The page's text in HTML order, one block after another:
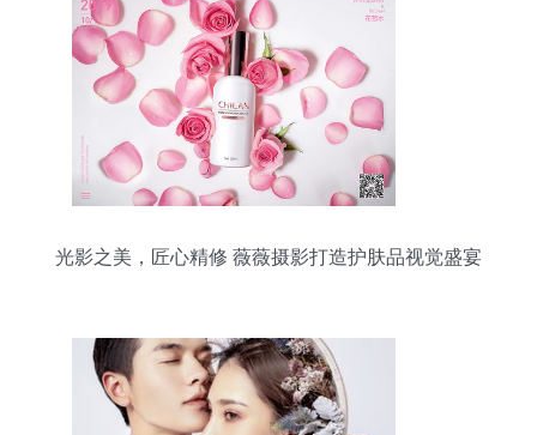
光影之美，匠心精修 薇薇摄影打造护肤品视觉盛宴